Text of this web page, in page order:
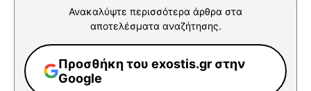
Ανακαλύψτε περισσότερα άρθρα στα
αποτελέσματα αναζήτησης.
Προσθήκη του exostis.gr στην
Google